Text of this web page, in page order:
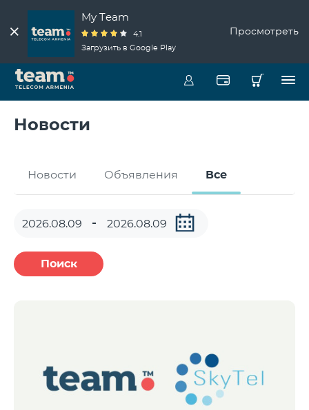
My Team
4.1
Загрузить в Google Play
Просмотреть
Новости
Новости Объявления Все
Поиск